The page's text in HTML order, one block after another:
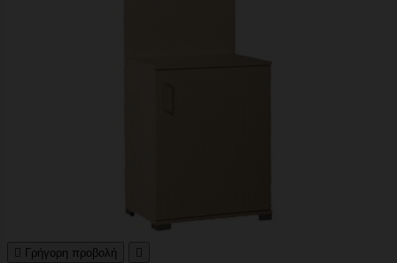
 Γρήγορη προβολή 